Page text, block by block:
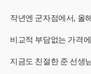
작년엔 군자점에서, 올
비교적 부담없는 가격
지금도 친절한 준 선생